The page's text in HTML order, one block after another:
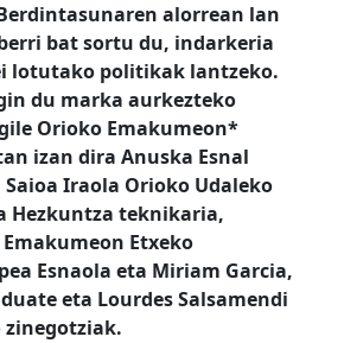
alorrean lan
bat sortu du, indarkeria
lotutako politikak lantzeko.
du marka aurkezteko
Orioko Emakumeon*
izan dira Anuska Esnal
Iraola Orioko Udaleko
Hezkuntza teknikaria,
Etxeko
Esnaola eta Miriam Garcia,
eta Lourdes Salsamendi
zinegotziak.